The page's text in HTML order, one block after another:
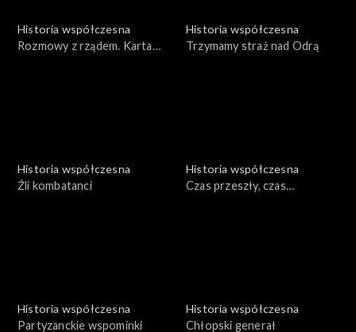
Historia współczesna
Rozmowy z rządem. Karta
Historia współczesna
Trzymamy straż nad Odrą
Historia współczesna
Źli kombatanci
Historia współczesna
Czas przeszły, czas
Historia współczesna
Partyzanckie wspominki
Historia współczesna
Chłopski generał